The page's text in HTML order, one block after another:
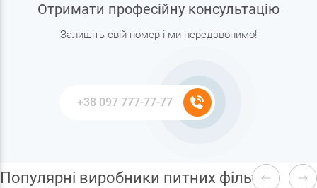
Отримати професійну консультацію
Залишіть свій номер і ми передзвонимо!
Популярні виробники питних фільтрів